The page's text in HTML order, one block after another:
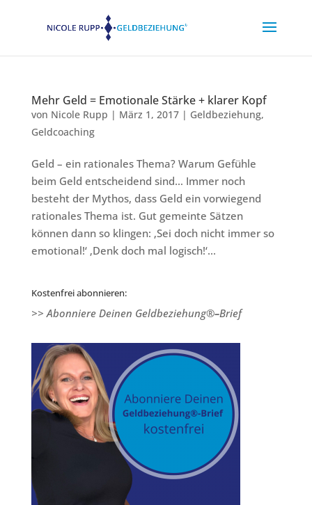
Mehr Geld = Emotionale Stärke + klarer Kopf
von Nicole Rupp | März 1, 2017| Geldbeziehung,
Geldcoaching
Geld – ein rationales Thema? Warum Gefühle
beim Geld entscheidend sind… Immer noch
besteht der Mythos, dass Geld ein vorwiegend
rationales Thema ist. Gut gemeinte Sätzen
können dann so klingen: ‚Sei doch nicht immer so
emotional!‘ ‚Denk doch mal logisch!‘...
Kostenfrei abonnieren:
>> Abonniere Deinen Geldbeziehung®–Brief